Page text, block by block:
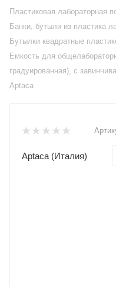
Пластиковая лабораторная
Банки, бутыли из пластика
Бутылки квадратные
Емкость для
градуированная), с
Aptaca
Aptaca (Италия)